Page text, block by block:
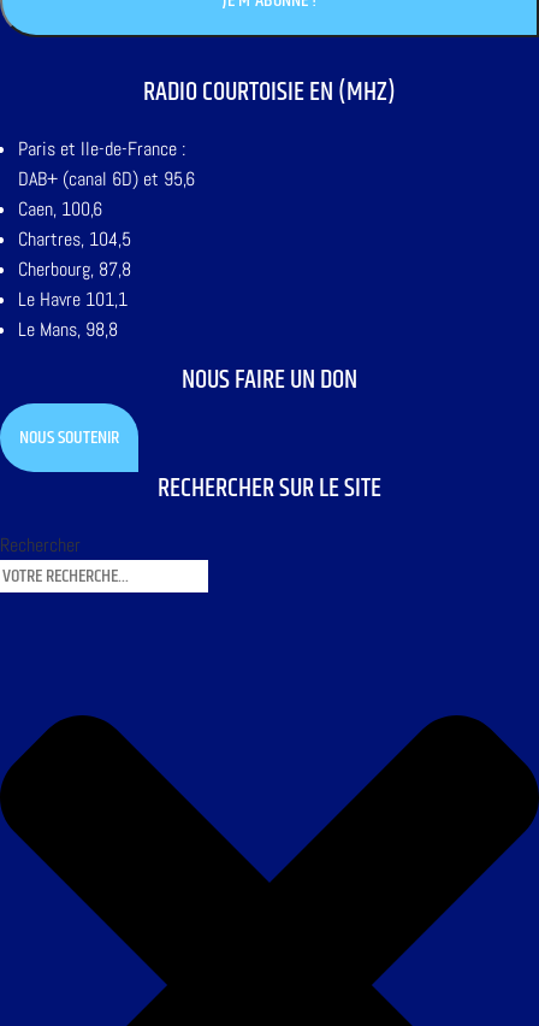
RADIO COURTOISIE EN (MHZ)
Paris et Ile-de-France :
DAB+ (canal 6D) et 95,6
Caen, 100,6
Chartres, 104,5
Cherbourg, 87,8
Le Havre 101,1
Le Mans, 98,8
NOUS FAIRE UN DON
NOUS SOUTENIR
RECHERCHER SUR LE SITE
Rechercher